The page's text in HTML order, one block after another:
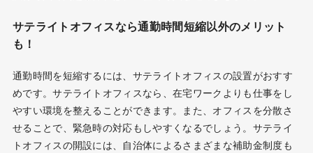
サテライトオフィスなら通勤時間短縮以外のメリット
も！
通勤時間を短縮するには、サテライトオフィスの設置がおすす
めです。サテライトオフィスなら、在宅ワークよりも仕事をし
やすい環境を整えることができます。また、オフィスを分散さ
せることで、緊急時の対応もしやすくなるでしょう。サテライ
トオフィスの開設には、自治体によるさまざまな補助金制度も